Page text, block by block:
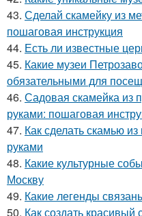
43. Сделай скамейку из
пошаговая инструкция
44. Есть ли известные
45. Какие музеи
обязательными для
46. Садовая скамейка из
руками: пошаговая
47. Как сделать скамью
руками
48. Какие культурные
Москву
49. Какие легенды
50. Как создать